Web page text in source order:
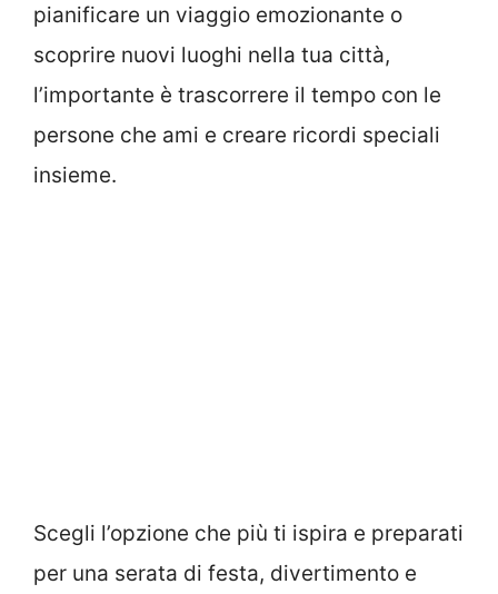
pianificare un viaggio emozionante o
scoprire nuovi luoghi nella tua città,
l’importante è trascorrere il tempo con le
persone che ami e creare ricordi speciali
insieme.
Scegli l’opzione che più ti ispira e preparati
per una serata di festa, divertimento e